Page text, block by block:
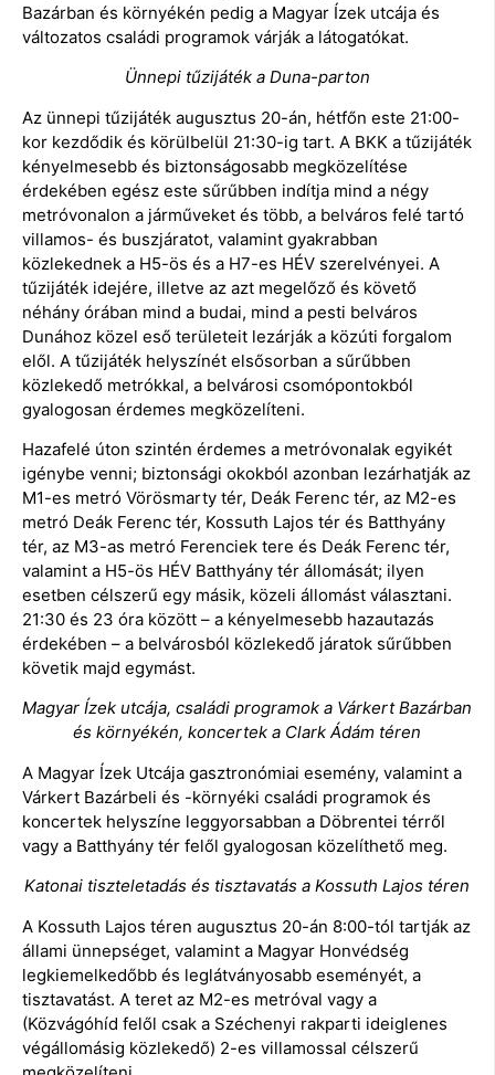
Bazárban és környékén pedig a Magyar Ízek utcája és
változatos családi programok várják a látogatókat.
Ünnepi tűzijáték a Duna-parton
Az ünnepi tűzijáték augusztus 20-án, hétfőn este 21:00-
kor kezdődik és körülbelül 21:30-ig tart. A BKK a tűzijáték
kényelmesebb és biztonságosabb megközelítése
érdekében egész este sűrűbben indítja mind a négy
metróvonalon a járműveket és több, a belváros felé tartó
villamos- és buszjáratot, valamint gyakrabban
közlekednek a H5-ös és a H7-es HÉV szerelvényei. A
tűzijáték idejére, illetve az azt megelőző és követő
néhány órában mind a budai, mind a pesti belváros
Dunához közel eső területeit lezárják a közúti forgalom
elől. A tűzijáték helyszínét elsősorban a sűrűbben
közlekedő metrókkal, a belvárosi csomópontokból
gyalogosan érdemes megközelíteni.
Hazafelé úton szintén érdemes a metróvonalak egyikét
igénybe venni; biztonsági okokból azonban lezárhatják az
M1-es metró Vörösmarty tér, Deák Ferenc tér, az M2-es
metró Deák Ferenc tér, Kossuth Lajos tér és Batthyány
tér, az M3-as metró Ferenciek tere és Deák Ferenc tér,
valamint a H5-ös HÉV Batthyány tér állomását; ilyen
esetben célszerű egy másik, közeli állomást választani.
21:30 és 23 óra között – a kényelmesebb hazautazás
érdekében – a belvárosból közlekedő járatok sűrűbben
követik majd egymást.
Magyar Ízek utcája, családi programok a Várkert Bazárban
és környékén, koncertek a Clark Ádám téren
A Magyar Ízek Utcája gasztronómiai esemény, valamint a
Várkert Bazárbeli és -környéki családi programok és
koncertek helyszíne leggyorsabban a Döbrentei térről
vagy a Batthyány tér felől gyalogosan közelíthető meg.
Katonai tiszteletadás és tisztavatás a Kossuth Lajos téren
A Kossuth Lajos téren augusztus 20-án 8:00-tól tartják az
állami ünnepséget, valamint a Magyar Honvédség
legkiemelkedőbb és leglátványosabb eseményét, a
tisztavatást. A teret az M2-es metróval vagy a
(Közvágóhíd felől csak a Széchenyi rakparti ideiglenes
végállomásig közlekedő) 2-es villamossal célszerű